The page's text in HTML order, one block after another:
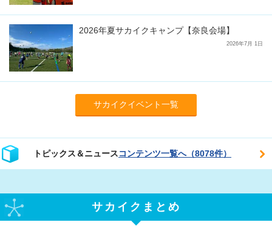
2026年夏サカイクキャンプ【奈良会場】
2026年7月 1日
サカイクイベント一覧
トピックス＆ニュースコンテンツ一覧へ（8078件）
サカイクまとめ